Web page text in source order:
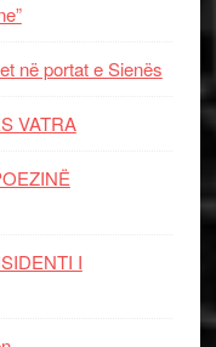
në portat e Sienës
VATRA
I